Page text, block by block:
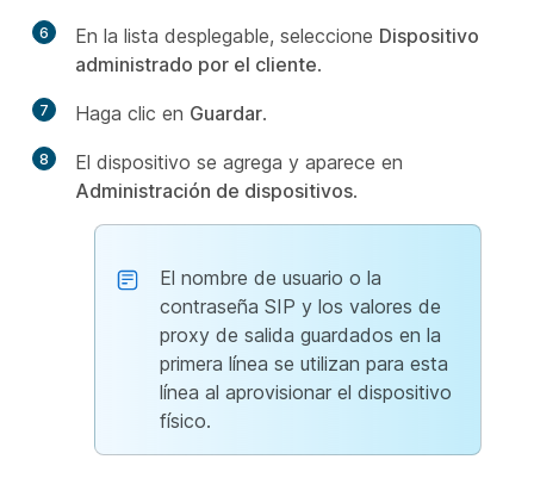
6 En la lista desplegable, seleccione Dispositivo
administrado por el cliente.
7 Haga clic en Guardar.
8
El dispositivo se agrega y aparece en
Administración de dispositivos.
El nombre de usuario o la
contraseña SIP y los valores de
proxy de salida guardados en la
primera línea se utilizan para esta
línea al aprovisionar el dispositivo
físico.